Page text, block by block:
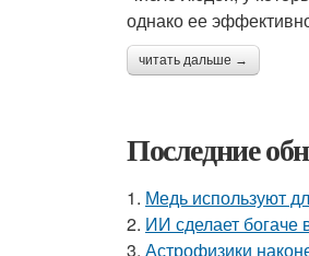
однако ее
читать дальше →
Последние
1. Медь используют
2. ИИ сделает богаче
3. Астрофизики